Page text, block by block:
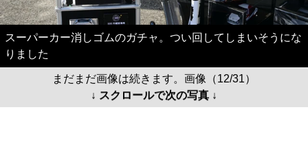
スーパーカー消しゴムのガチャ。つい回してしまいそうにな
りました
まだまだ画像は続きます。画像（12/31）
↓ スクロールで次の写真 ↓